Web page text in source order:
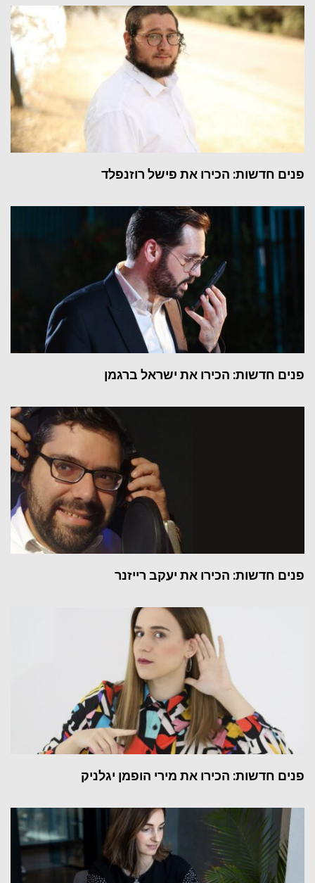
פנים חדשות: הכירו את פישל רוזנפלד
פנים חדשות: הכירו את ישראל ברגמן
פנים חדשות: הכירו את יעקב רייזנר
פנים חדשות: הכירו את מירי הופמן יגלניק